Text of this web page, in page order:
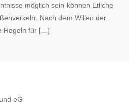
möglich sein können Etliche
Nach dem Willen der
Regeln für […]
eG